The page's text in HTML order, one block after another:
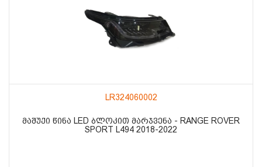
LR324060002
ᲛᲐᲨᲣᲥᲘ ᲬᲘᲜᲐ LED ᲑᲚᲝᲙᲘᲗ ᲛᲐᲠᲯᲕᲔᲜᲐ - RANGE ROVER
SPORT L494 2018-2022